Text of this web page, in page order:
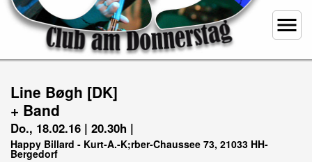
menu
Line Bøgh [DK]
+ Band
Do., 18.02.16 | 20.30h |
Happy Billard - Kurt-A.-K;rber-Chaussee 73, 21033 HH-
Bergedorf